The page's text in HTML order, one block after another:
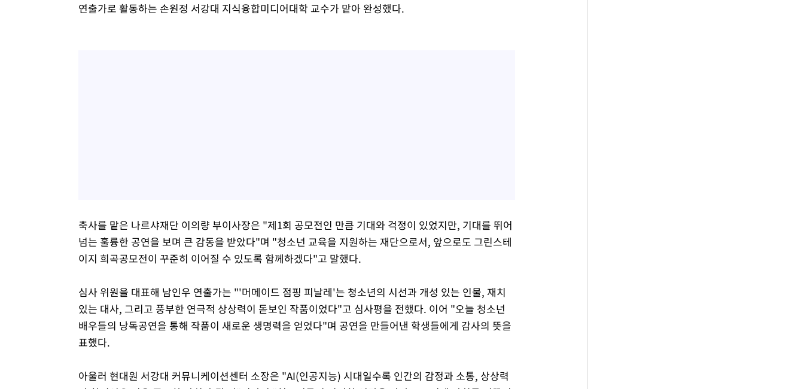
연출가로 활동하는 손원정 서강대 지식융합미디어대학 교수가 맡아 완성했다.
축사를 맡은 나르샤재단 이의량 부이사장은 "제1회 공모전인 만큼 기대와 걱정이 있었지만, 기대를 뛰어
넘는 훌륭한 공연을 보며 큰 감동을 받았다"며 "청소년 교육을 지원하는 재단으로서, 앞으로도 그린스테
이지 희곡공모전이 꾸준히 이어질 수 있도록 함께하겠다"고 말했다.
심사 위원을 대표해 남인우 연출가는 "'머메이드 점핑 피날레'는 청소년의 시선과 개성 있는 인물, 재치
있는 대사, 그리고 풍부한 연극적 상상력이 돋보인 작품이었다"고 심사평을 전했다. 이어 "오늘 청소년
배우들의 낭독공연을 통해 작품이 새로운 생명력을 얻었다"며 공연을 만들어낸 학생들에게 감사의 뜻을
표했다.
아울러 현대원 서강대 커뮤니케이션센터 소장은 "AI(인공지능) 시대일수록 인간의 감정과 소통, 상상력